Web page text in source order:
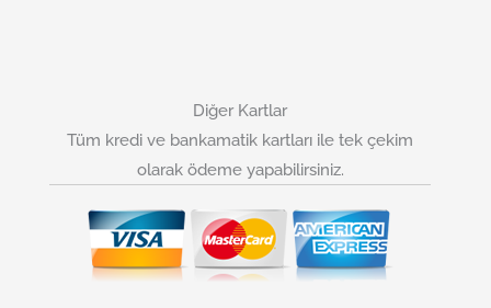
Diğer Kartlar
Tüm kredi ve bankamatik kartları ile tek çekim
olarak ödeme yapabilirsiniz.